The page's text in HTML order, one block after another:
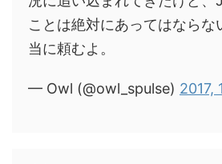
ことは絶対にあってはならな
当に頼むよ。
— Owl (@owl_spulse) 2017,